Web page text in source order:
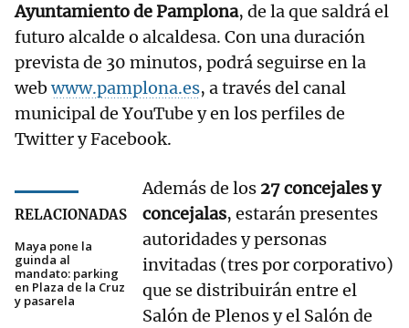
Ayuntamiento de Pamplona, de la que saldrá el
futuro alcalde o alcaldesa. Con una duración
prevista de 30 minutos, podrá seguirse en la
webwww.pamplona.es, a través del canal
municipal de YouTube y en los perfiles de
Twitter y Facebook.
RELACIONADAS
Maya pone la
guinda al
mandato: parking
en Plaza de la Cruz
y pasarela
Además de los 27 concejales y
concejalas, estarán presentes
autoridades y personas
invitadas (tres por corporativo)
que se distribuirán entre el
Salón de Plenos y el Salón de